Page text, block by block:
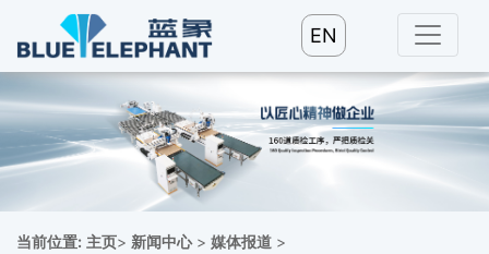
EN
当前位置: 主页> 新闻中心> 媒体报道 >